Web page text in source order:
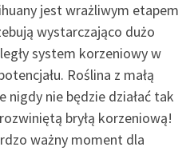
jest wrażliwym etapem
wystarczająco dużo
system korzeniowy w
Roślina z małą
nigdy nie będzie działać tak
bryłą korzeniową!
ważny moment dla